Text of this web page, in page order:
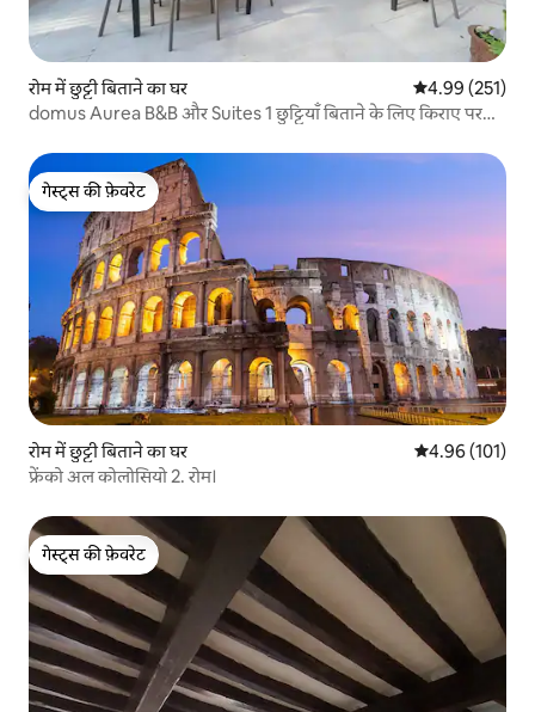
रोम में छुट्टी बिताने का घर औसत रेटिंग 5 में से
4.99 (251)
domus Aurea B&B और Suites 1 छुट्टियाँ बिताने के लिए किराए पर
गेस्ट्स की फ़ेवरेट
गेस्ट्स की फ़ेवरेट
रोम में छुट्टी बिताने का घर औसत रेटिंग 5 में से
4.96 (101)
फ्रेंको अल कोलोसियो 2. रोम।
गेस्ट्स की फ़ेवरेट
गेस्ट्स की फ़ेवरेट